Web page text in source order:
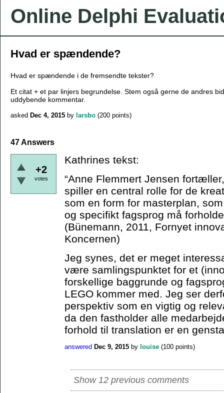
Online Delphi
Hvad er spændende?
Hvad er spændende i de fremsendte tekster?
Et citat + et par linjers begrundelse. Stem også gerne de andres
uddybende kommentar.
asked Dec 4, 2015 by larsbo (200 points)
47 Answers
+2
votes
Kathrines tekst:
“Anne Flemmert Jensen
spiller en central rolle for de
som en form for masterplan,
og specifikt fagsprog må
(Bünemann, 2011, Fornyet
Koncernen)
Jeg synes, det er meget
være samlingspunktet for et
forskellige baggrunde og
LEGO kommer med. Jeg ser
perspektiv som en vigtig og
da den fastholder alle
forhold til translation er en
answered Dec 9, 2015 by louise (100 points)
Show 12 previous comments